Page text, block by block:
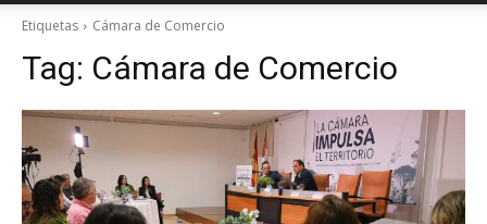
Etiquetas Cámara de Comercio
Tag: Cámara de Comercio